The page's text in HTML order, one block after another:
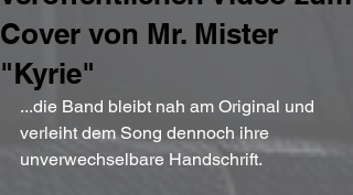
Cover von Mr. Mister
"Kyrie"
...die Band bleibt nah am Original und
verleiht dem Song dennoch ihre
unverwechselbare Handschrift.